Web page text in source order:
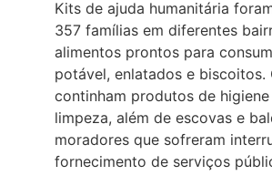
Kits de ajuda humanitária
357 famílias em diferentes
alimentos prontos para
potável, enlatados e biscoitos.
continham produtos de
limpeza, além de escovas e
moradores que sofreram
fornecimento de serviços